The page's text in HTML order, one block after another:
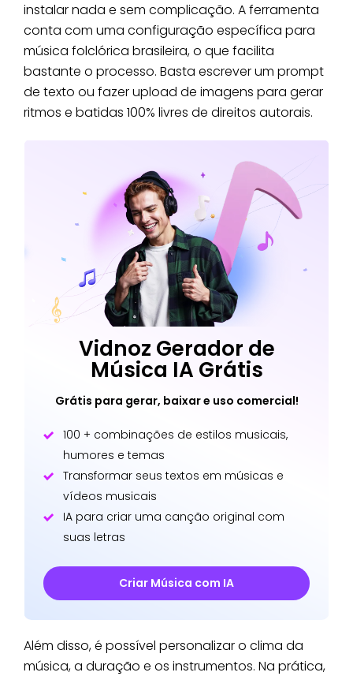
instalar nada e sem complicação. A ferramenta
conta com uma configuração específica para
música folclórica brasileira, o que facilita
bastante o processo. Basta escrever um prompt
de texto ou fazer upload de imagens para gerar
ritmos e batidas 100% livres de direitos autorais.
Vidnoz Gerador de
Música IA Grátis
Grátis para gerar, baixar e uso comercial!
100 + combinações de estilos musicais,
humores e temas
Transformar seus textos em músicas e
vídeos musicais
IA para criar uma canção original com
suas letras
Criar Música com IA
Além disso, é possível personalizar o clima da
música, a duração e os instrumentos. Na prática,